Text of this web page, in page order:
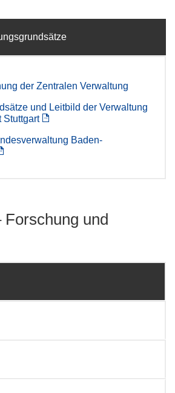
der Zentralen Verwaltung
und Leitbild der Verwaltung
Stuttgart
Baden-
Forschung und